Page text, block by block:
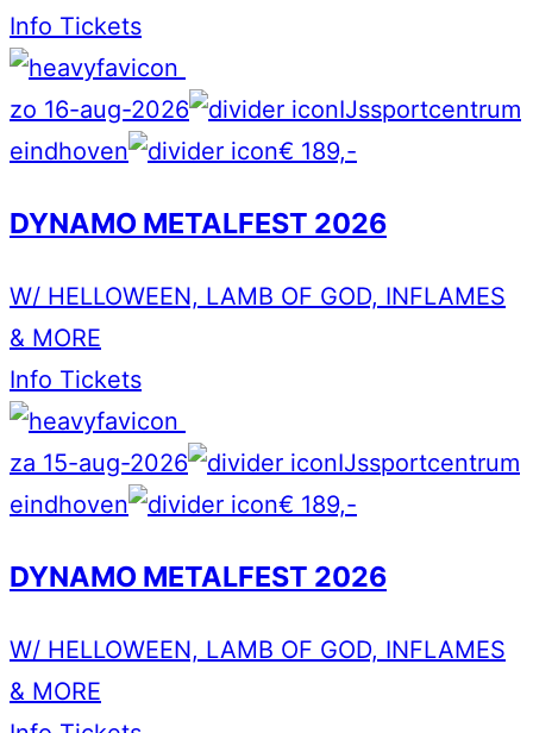
Info Tickets
zo 16-aug-2026
IJssportcentrum
eindhoven
€ 189,-
DYNAMO METALFEST 2026
W/ HELLOWEEN, LAMB OF GOD, INFLAMES
& MORE
Info Tickets
za 15-aug-2026
IJssportcentrum
eindhoven
€ 189,-
DYNAMO METALFEST 2026
W/ HELLOWEEN, LAMB OF GOD, INFLAMES
& MORE